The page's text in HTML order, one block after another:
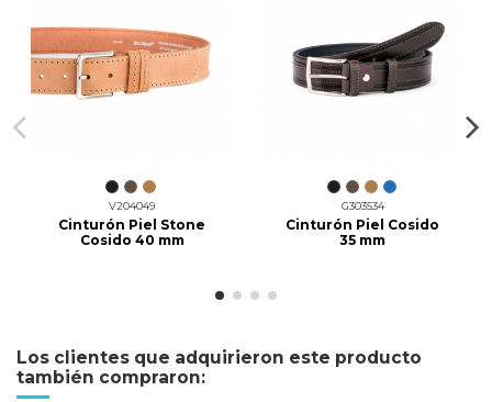
V204049
Cinturón Piel Stone
Cosido 40 mm
G303534
Cinturón Piel Cosido
35 mm
Los clientes que adquirieron este producto
también compraron: